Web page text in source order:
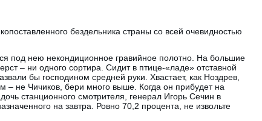
бездельника страны со всей очевидностью
под нею некондиционное гравийное полотно. На большие
– ни одного сортира. Сидит в птице-«ладе» отставной
бы господином средней руки. Хвастает, как Ноздрев,
– не Чичиков, бери много выше. Когда он прибудет на
станционного смотрителя, генерал Игорь Сечин в
на завтра. Ровно 70,2 процента, не извольте